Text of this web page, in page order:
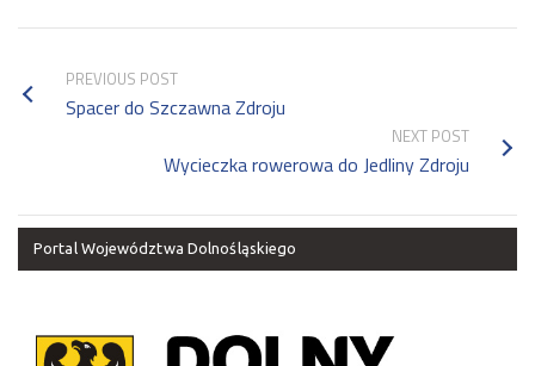
PREVIOUS POST
Spacer do Szczawna Zdroju
NEXT POST
Wycieczka rowerowa do Jedliny Zdroju
Portal Województwa Dolnośląskiego